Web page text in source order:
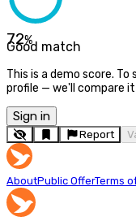
72%
Good match
This is a demo score.
profile — we'll compare
Sign in
Report
AboutPublic OfferTerms